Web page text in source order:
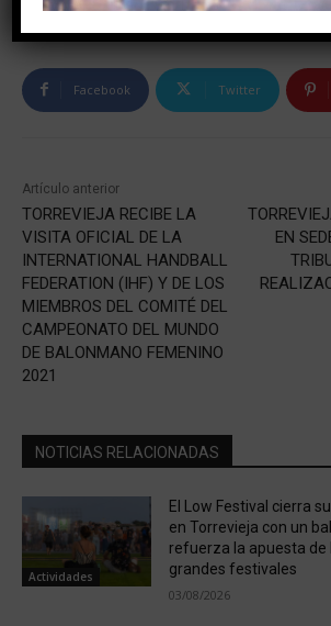
Facebook Twitter
Artículo anterior
TORREVIEJA RECIBE LA
VISITA OFICIAL DE LA
INTERNATIONAL HANDBALL
FEDERATION (IHF) Y DE LOS
MIEMBROS DEL COMITÉ DEL
CAMPEONATO DEL MUNDO
DE BALONMANO FEMENINO
2021
EN
NOTICIAS RELACIONADAS
Actividades
El Low Festival cierra
en Torrevieja con un
refuerza la apuesta de
grandes festivales
03/08/2026